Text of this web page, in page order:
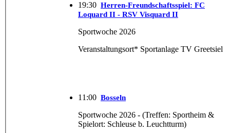
19:30 Herren-Freundschaftsspiel: FC
Loquard II - RSV Visquard II
Sportwoche 2026
Veranstaltungsort* Sportanlage TV Greetsiel
11:00 Bosseln
Sportwoche 2026 - (Treffen: Sportheim &
Spielort: Schleuse b. Leuchtturm)